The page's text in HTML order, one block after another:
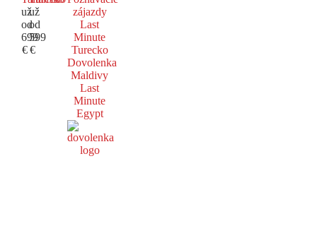
už
od
699
€
už
od
599
€
zájazdy
Last
Minute
Turecko
Dovolenka
Maldivy
Last
Minute
Egypt